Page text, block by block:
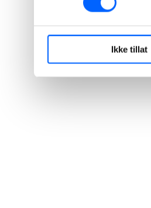
Ikke tillat